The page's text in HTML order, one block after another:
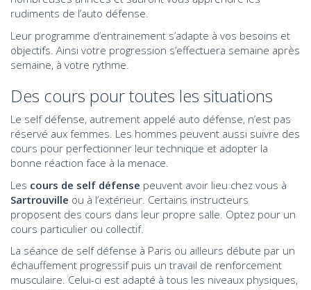
rudiments de l’auto défense.
Leur programme d’entrainement s’adapte à vos besoins et
objectifs. Ainsi votre progression s’effectuera semaine après
semaine, à votre rythme.
Des cours pour toutes les situations
Le self défense, autrement appelé auto défense, n’est pas
réservé aux femmes. Les hommes peuvent aussi suivre des
cours pour perfectionner leur technique et adopter la
bonne réaction face à la menace.
Les cours de self défense peuvent avoir lieu chez vous à
Sartrouville ou à l’extérieur. Certains instructeurs
proposent des cours dans leur propre salle. Optez pour un
cours particulier ou collectif.
La séance de self défense à Paris ou ailleurs débute par un
échauffement progressif puis un travail de renforcement
musculaire. Celui-ci est adapté à tous les niveaux physiques,